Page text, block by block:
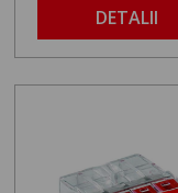
DETALII